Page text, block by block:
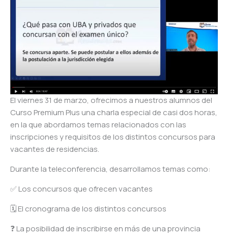
El viernes 31 de marzo, ofrecimos a nuestros alumnos del
Curso Premium Plus una charla especial de casi dos horas,
en la que abordamos temas relacionados con las
inscripciones y requisitos de los distintos concursos para
vacantes de residencias.
Durante la teleconferencia, desarrollamos temas como:
✅ Los concursos que ofrecen vacantes
🗓️ El cronograma de los distintos concursos
❓ La posibilidad de inscribirse en más de una provincia